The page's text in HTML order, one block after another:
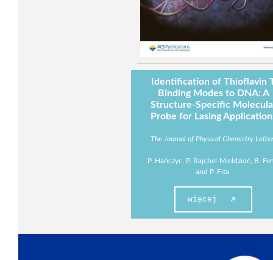
Identification of Thioflavin
Binding Modes to DNA: A
Structure-Specific
Probe for Lasing
The Journal of Physical Chemistry
P. Hańczyc, P. Rajchel-Mieldzioć, B.
and P. Fita
więcej